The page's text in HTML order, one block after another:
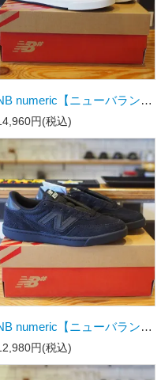
NB numeric【ニューバランス】スケートシューズ UN306CBB 23.0cm
円(税込)
NB numeric【ニューバランス】スケートシューズ UN440BVU 23.5cm
円(税込)